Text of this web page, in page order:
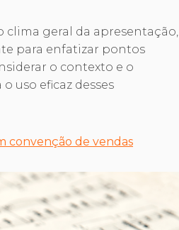
clima geral da apresentação,
para enfatizar pontos
o contexto e o
uso eficaz desses
convenção de vendas